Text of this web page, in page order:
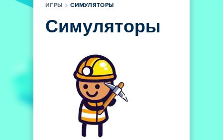
ИГРЫ СИМУЛЯТОРЫ
Симуляторы